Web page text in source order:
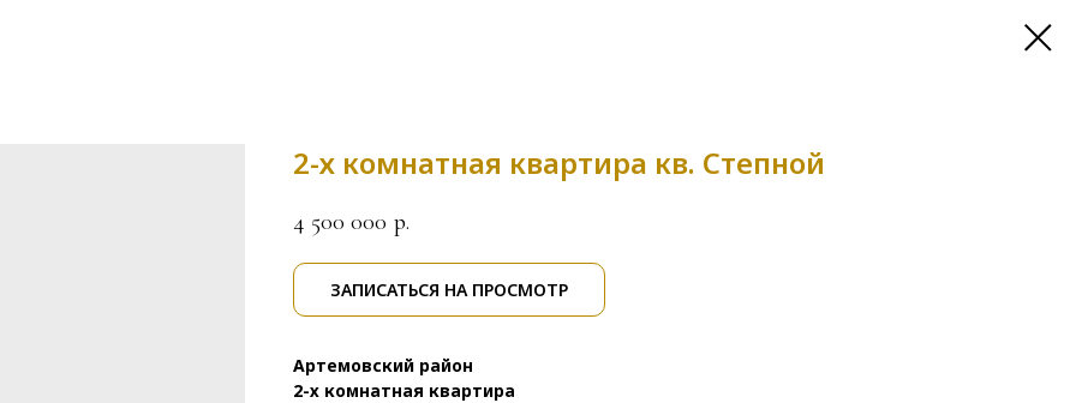
2-х комнатная квартира кв. Степной
4 500 000 р.
ЗАПИСАТЬСЯ НА ПРОСМОТР
Артемовский район
2-х комнатная квартира